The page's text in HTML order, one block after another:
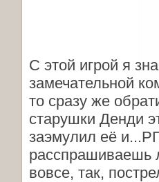
С этой игрой я
замечательной
то сразу же
старушки Денди
заэмулил её
расспрашиваешь
вовсе, так,